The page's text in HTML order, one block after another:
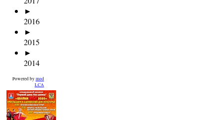
►
2016
►
2015
►
2014
Powered by mod
LCA